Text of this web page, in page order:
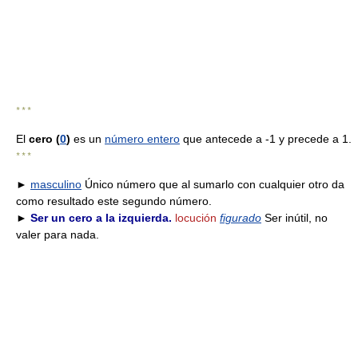
* * *
El cero (0) es un número entero que antecede a -1 y precede a 1.
* * *
► masculino Único número que al sumarlo con cualquier otro da
como resultado este segundo número.
► Ser un cero a la izquierda. locución figurado Ser inútil, no
valer para nada.